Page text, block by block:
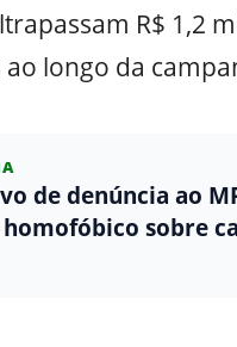
R$ 1,2
longo da
de denúncia ao
sobre